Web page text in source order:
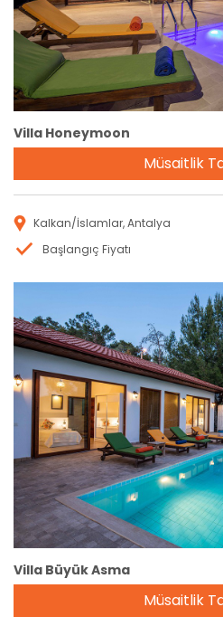
Villa Honeymoon
Müsaitlik
Kalkan/İslamlar, Antalya
Başlangıç Fiyatı
Villa Büyük Asma
Müsaitlik